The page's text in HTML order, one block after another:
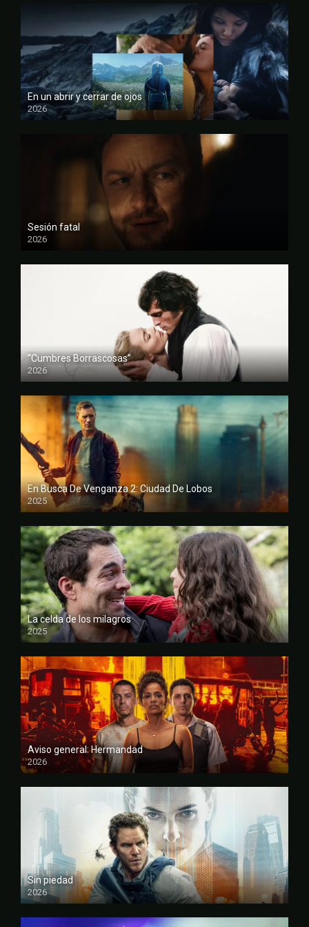
En un abrir y cerrar de ojos
2026
FULL HD
Sesión fatal
2026
FULL HD
“Cumbres Borrascosas”
2026
FULL HD
En Busca De Venganza 2: Ciudad De Lobos
2025
FULL HD
La celda de los milagros
2025
FULL HD
Aviso general: Hermandad
2026
FULL HD
Sin piedad
2026
FULL HD